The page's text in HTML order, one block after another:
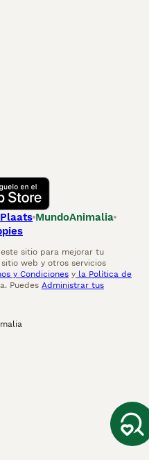
MundoAnimalia
sitio para mejorar tu
web y otros servicios
y Condiciones y la Política de
Puedes Administrar tus